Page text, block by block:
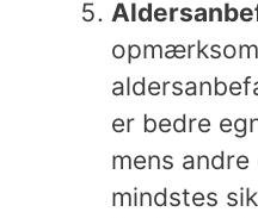
er bedre
mens
mindstes